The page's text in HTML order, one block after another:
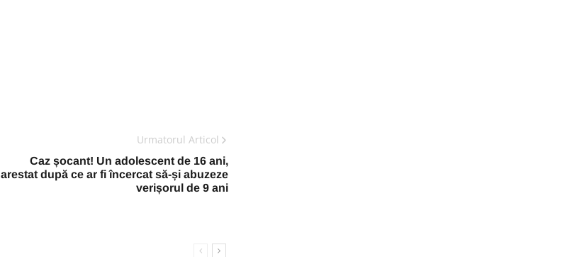
Urmatorul Articol
Caz șocant! Un adolescent de 16 ani,
arestat după ce ar fi încercat să-și abuzeze
verișorul de 9 ani